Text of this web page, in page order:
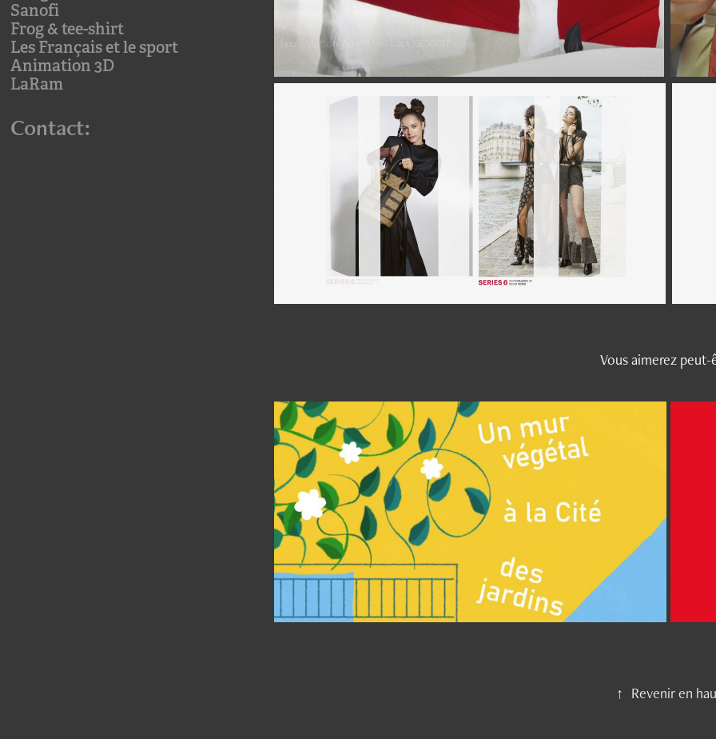
Sanofi
Frog & tee-shirt
Les Français et le sport
Animation 3D
LaRam
Contact:
Vous aimerez peut-
2019
Budget participatif
↑ Revenir en